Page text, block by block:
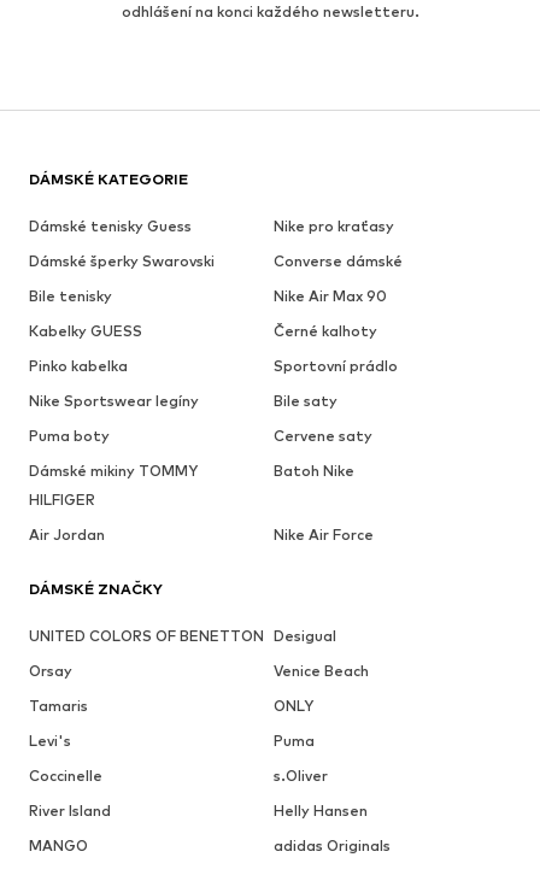
odhlášení na konci každého newsletteru.
DÁMSKÉ KATEGORIE
Dámské tenisky Guess
Nike pro kraťasy
Dámské šperky Swarovski
Converse dámské
Bile tenisky
Nike Air Max 90
Kabelky GUESS
Černé kalhoty
Pinko kabelka
Sportovní prádlo
Nike Sportswear legíny
Bile saty
Puma boty
Cervene saty
Dámské mikiny TOMMY
HILFIGER
Batoh Nike
Air Jordan Nike Air Force
DÁMSKÉ ZNAČKY
UNITED COLORS OF BENETTON Desigual
Orsay
Venice Beach
Tamaris
ONLY
Levi's
Puma
Coccinelle
s.Oliver
River Island
Helly Hansen
MANGO
adidas Originals